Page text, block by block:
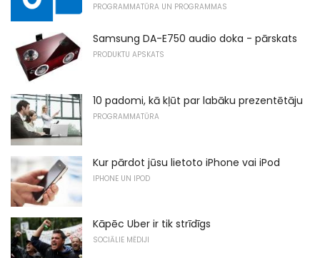
PROGRAMMATŪRA UN PROGRAMMAS
Samsung DA-E750 audio doka - pārskats
PRODUKTU APSKATS
10 padomi, kā kļūt par labāku prezentētāju
PROGRAMMATŪRA
Kur pārdot jūsu lietoto iPhone vai iPod
IPHONE UN IPOD
Kāpēc Uber ir tik strīdīgs
SOCIĀLIE MĒDIJI